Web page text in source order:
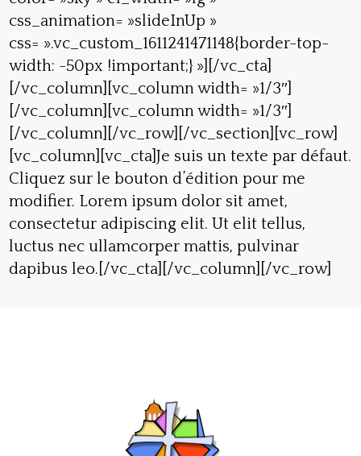
css_animation= »slideInUp »
css= ».vc_custom_1611241471148{border-top-
width: -50px !important;} »][/vc_cta]
[/vc_column][vc_column width= »1/3″]
[/vc_column][vc_column width= »1/3″]
[/vc_column][/vc_row][/vc_section][vc_row]
[vc_column][vc_cta]Je suis un texte par défaut.
Cliquez sur le bouton d’édition pour me
modifier. Lorem ipsum dolor sit amet,
consectetur adipiscing elit. Ut elit tellus,
luctus nec ullamcorper mattis, pulvinar
dapibus leo.[/vc_cta][/vc_column][/vc_row]